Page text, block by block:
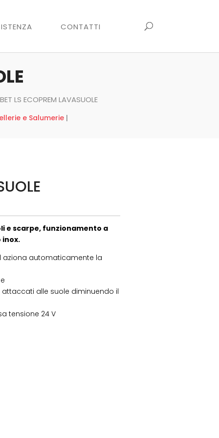
CONTATTI
LS ECOPREM LAVASUOLE
e Salumerie |
e scarpe, funzionamento a
aziona automaticamente la
alle suole diminuendo il
tensione 24 V